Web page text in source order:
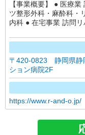
【事業概要】 ● 医療
ツ整形外科・麻酔科・
内科 ● 在宅事業 訪問リ
〒420-0823 静岡県静
ション病院2F
https://www.r-and-o.jp/